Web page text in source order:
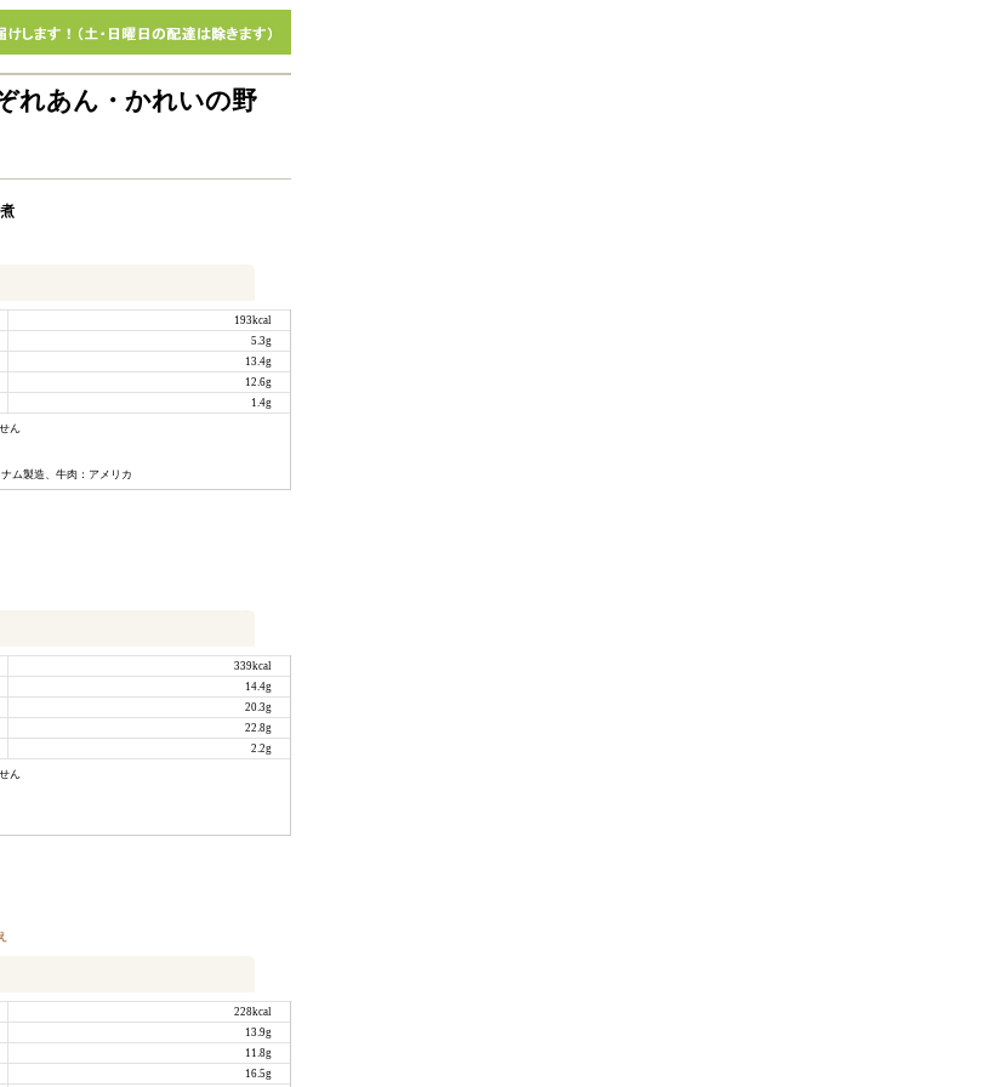
れあん・かれいの野
193kcal
5.3g
13.4g
12.6g
1.4g
ん
ム製造、牛肉：アメリカ
339kcal
14.4g
20.3g
22.8g
2.2g
ん
228kcal
13.9g
11.8g
16.5g